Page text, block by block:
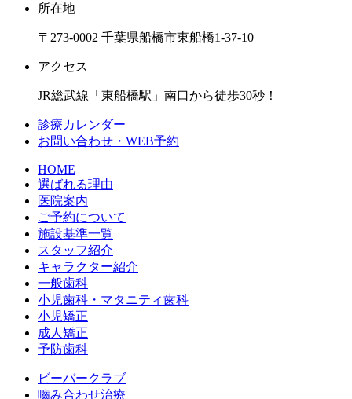
所在地
〒273-0002 千葉県船橋市東船橋1-37-10
アクセス
JR総武線「東船橋駅」南口から徒歩30秒！
診療カレンダー
お問い合わせ・WEB予約
HOME
選ばれる理由
医院案内
ご予約について
施設基準一覧
スタッフ紹介
キャラクター紹介
一般歯科
小児歯科・マタニティ歯科
小児矯正
成人矯正
予防歯科
ビーバークラブ
嚙み合わせ治療